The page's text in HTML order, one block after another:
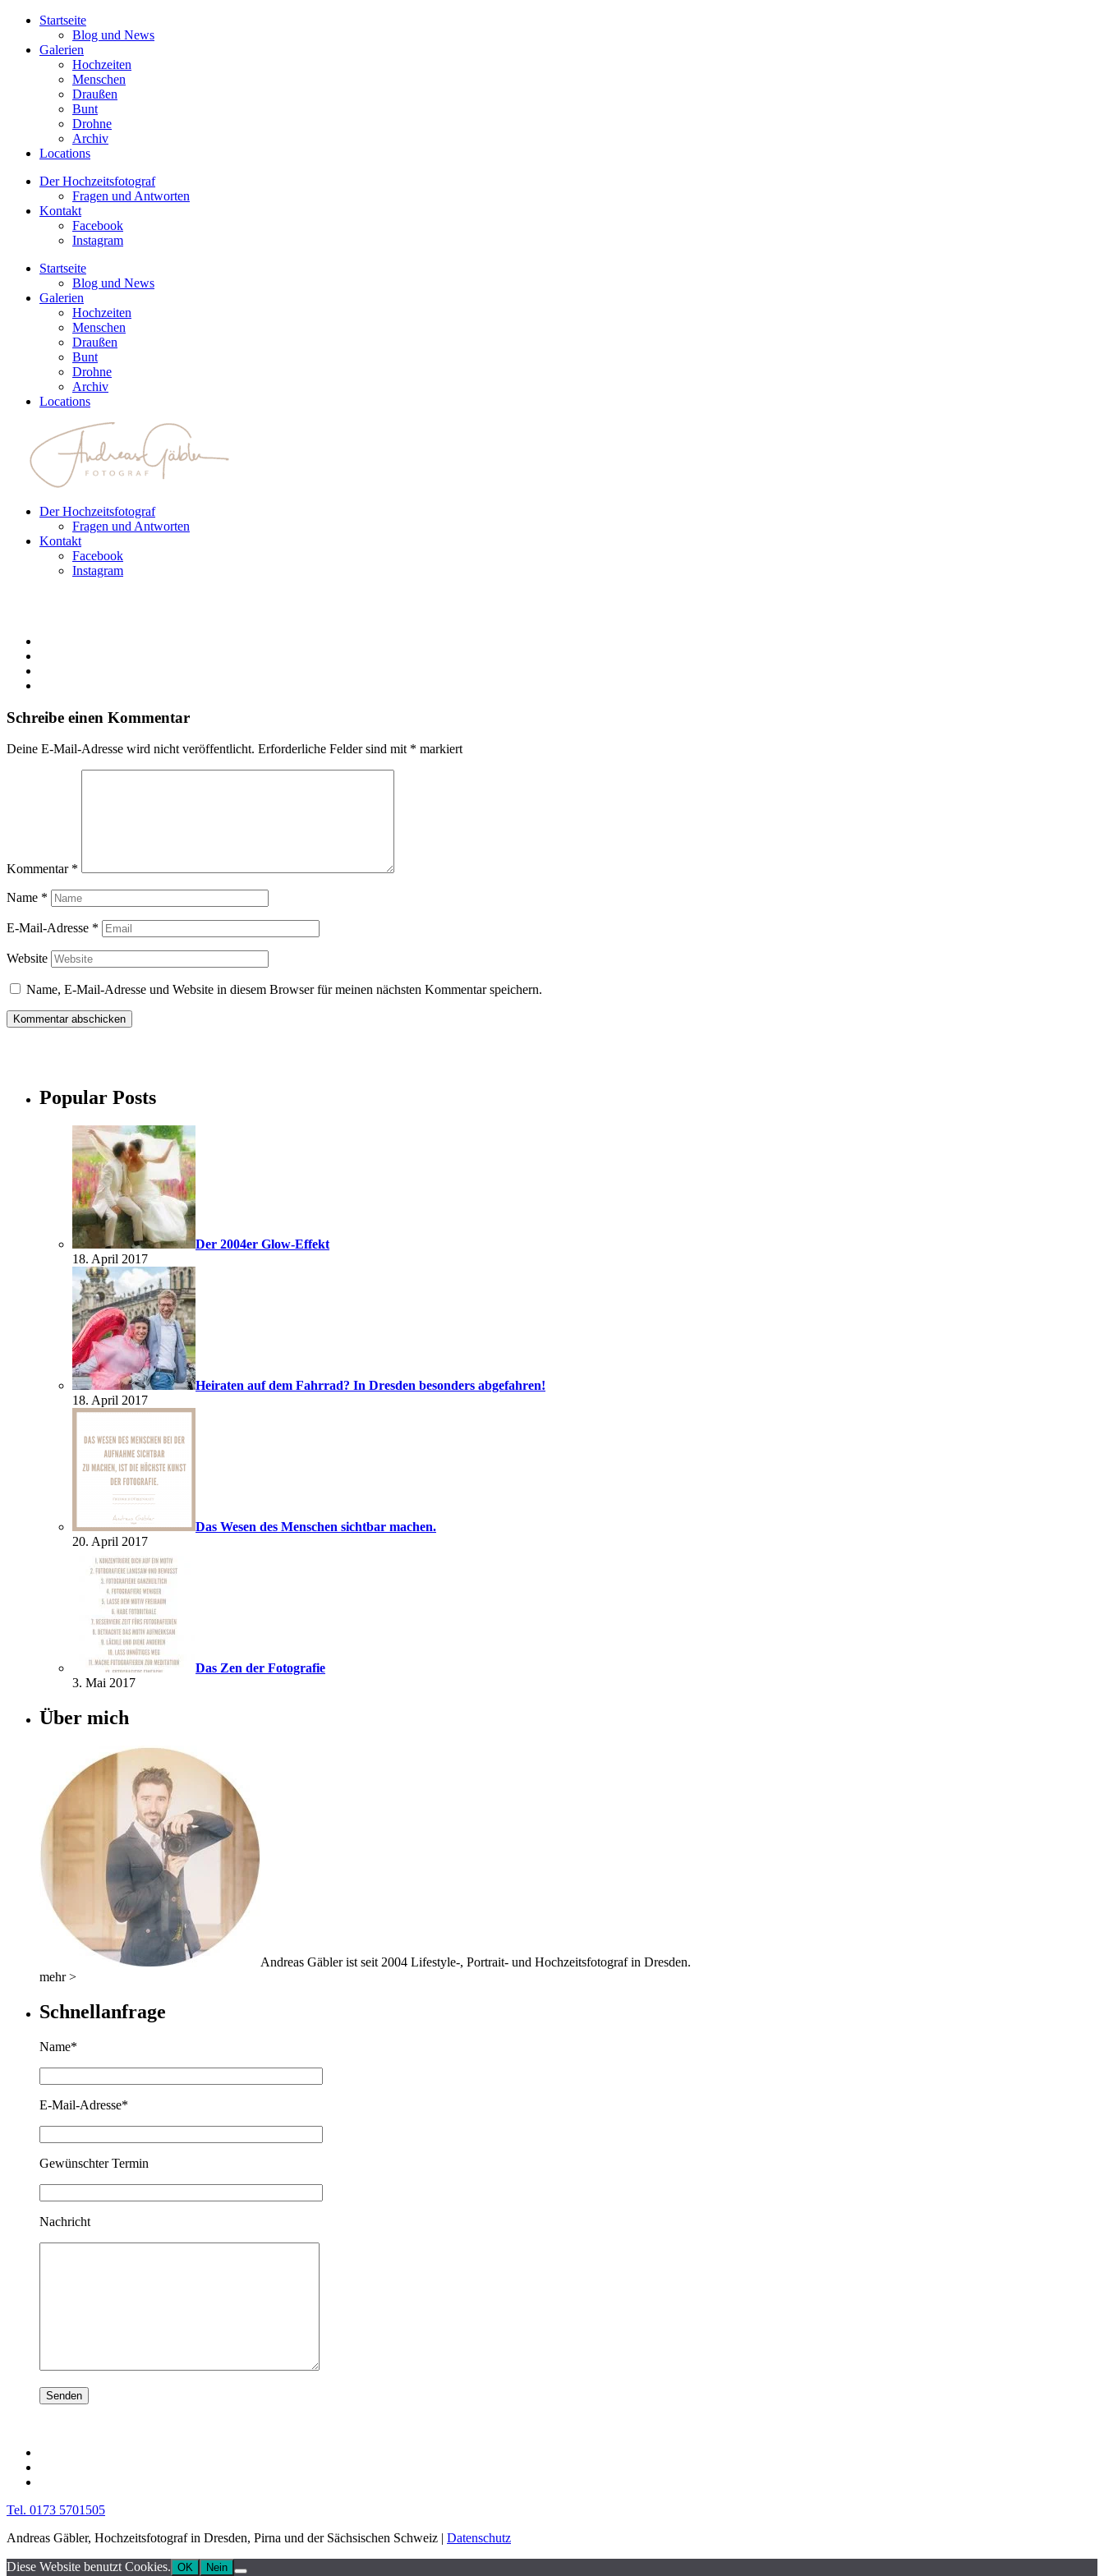
Startseite
Blog und News
Galerien
Hochzeiten
Menschen
Draußen
Bunt
Drohne
Archiv
Locations
Der Hochzeitsfotograf
Fragen und Antworten
Kontakt
Facebook
Instagram
Startseite
Blog und News
Galerien
Hochzeiten
Menschen
Draußen
Bunt
Drohne
Archiv
Locations
Der Hochzeitsfotograf
Fragen und Antworten
Kontakt
Facebook
Instagram
Schreibe einen Kommentar
Deine E-Mail-Adresse wird nicht veröffentlicht. Erforderliche Felder sind mit * markiert
Kommentar *
Name *
E-Mail-Adresse *
Website
Name, E-Mail-Adresse und Website in diesem Browser für meinen nächsten Kommentar speichern.
Popular Posts
Der 2004er Glow-Effekt
18. April 2017
Heiraten auf dem Fahrrad? In Dresden besonders abgefahren!
18. April 2017
Das Wesen des Menschen sichtbar machen.
20. April 2017
Das Zen der Fotografie
3. Mai 2017
Über mich
Andreas Gäbler ist seit 2004 Lifestyle-, Portrait- und Hochzeitsfotograf in Dresden.
mehr >
Schnellanfrage
Name*
E-Mail-Adresse*
Gewünschter Termin
Nachricht
Tel. 0173 5701505
Andreas Gäbler, Hochzeitsfotograf in Dresden, Pirna und der Sächsischen Schweiz | Datenschutz
Diese Website benutzt Cookies. OK Nein